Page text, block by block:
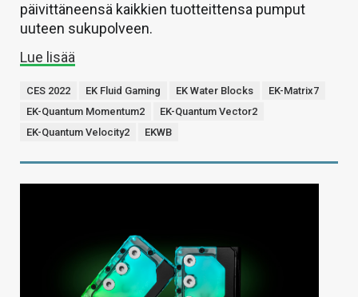
päivittäneensä kaikkien tuotteittensa pumput
uuteen sukupolveen.
Lue lisää
CES 2022 EK Fluid Gaming EK Water Blocks
EK-Matrix7
EK-Quantum Momentum2
EK-Quantum Vector2
EK-Quantum Velocity2
EKWB